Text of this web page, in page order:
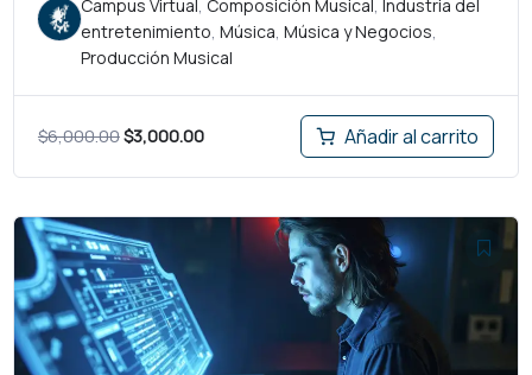
Campus Virtual , Composición Musical , Industria del
entretenimiento, Música, Música y Negocios,
Producción Musical
$6,000.00$3,000.00 Añadir al carrito
El
precio
original
era:
$600.00.
actual
es:
$300.00.